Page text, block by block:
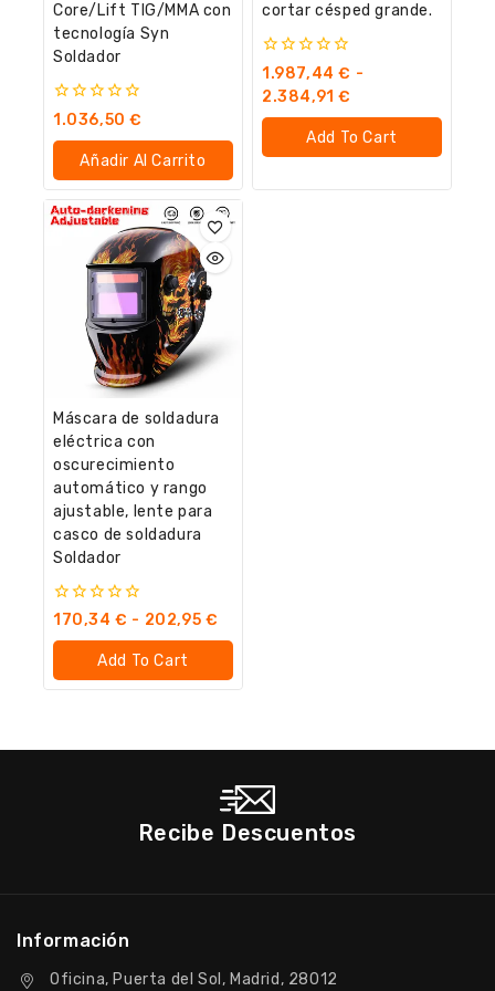
Core/Lift TIG/MMA con
tecnología Syn
Soldador
0
de
1.036,50€
Añadir Al Carrito
cortar césped grande.
0
fuera
de
5
1.987,44€ -
2.384,91€
Add To Cart
Máscara de soldadura
eléctrica con
oscurecimiento
automático y rango
ajustable, lente para
casco de soldadura
Soldador
0
de
170,34€ - 202,95 €
Add To Cart
Recibe Descuentos
Información
Oficina, Puerta del Sol, Madrid, 28012